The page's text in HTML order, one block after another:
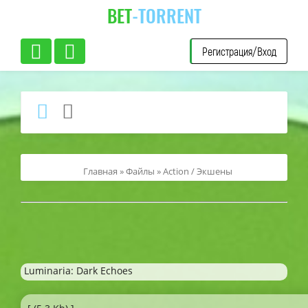
BET-TORRENT
Регистрация/Вход
Главная »Файлы »Action / Экшены
Luminaria: Dark Echoes